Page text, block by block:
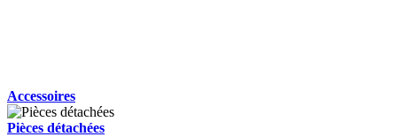
Accessoires
Pièces détachées